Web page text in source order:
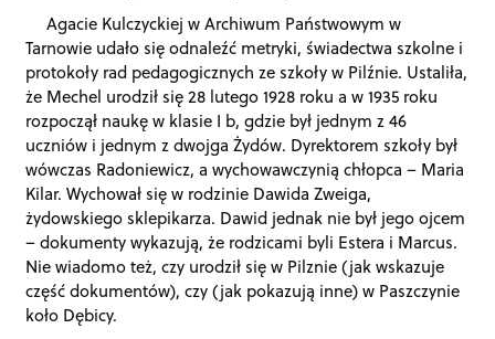
Agacie Kulczyckiej w Archiwum Państwowym w
Tarnowie udało się odnaleźć metryki, świadectwa szkolne i
protokoły rad pedagogicznych ze szkoły w Pilźnie. Ustaliła,
że Mechel urodził się 28 lutego 1928 roku a w 1935 roku
rozpoczął naukę w klasie I b, gdzie był jednym z 46
uczniów i jednym z dwojga Żydów. Dyrektorem szkoły był
wówczas Radoniewicz, a wychowawczynią chłopca – Maria
Kilar. Wychował się w rodzinie Dawida Zweiga,
żydowskiego sklepikarza. Dawid jednak nie był jego ojcem
– dokumenty wykazują, że rodzicami byli Estera i Marcus.
Nie wiadomo też, czy urodził się w Pilznie (jak wskazuje
część dokumentów), czy (jak pokazują inne) w Paszczynie
koło Dębicy.